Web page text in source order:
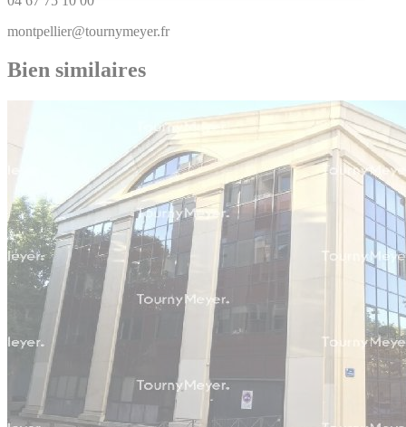
montpellier@tournymeyer.fr
Bien similaires